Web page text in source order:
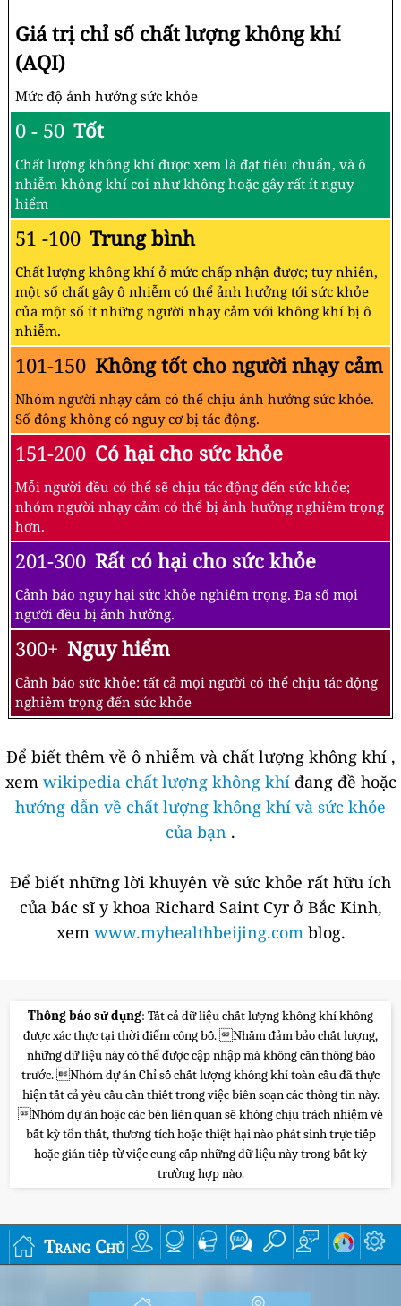
Giá trị chỉ số chất lượng không khí
(AQI)
Mức độ ảnh hưởng sức khỏe
0 - 50 Tốt
Chất lượng không khí được xem là đạt tiêu chuẩn, và ô
nhiễm không khí coi như không hoặc gây rất ít nguy
hiểm
51 -100 Trung bình
Chất lượng không khí ở mức chấp nhận được; tuy nhiên,
một số chất gây ô nhiễm có thể ảnh hưởng tới sức khỏe
của một số ít những người nhạy cảm với không khí bị ô
nhiễm.
101-150 Không tốt cho người nhạy cảm
Nhóm người nhạy cảm có thể chịu ảnh hưởng sức khỏe.
Số đông không có nguy cơ bị tác động.
151-200 Có hại cho sức khỏe
Mỗi người đều có thể sẽ chịu tác động đến sức khỏe;
nhóm người nhạy cảm có thể bị ảnh hưởng nghiêm trọng
hơn.
201-300 Rất có hại cho sức khỏe
Cảnh báo nguy hại sức khỏe nghiêm trọng. Đa số mọi
người đều bị ảnh hưởng.
300+ Nguy hiểm
Cảnh báo sức khỏe: tất cả mọi người có thể chịu tác động
nghiêm trọng đến sức khỏe
Để biết thêm về ô nhiễm và chất lượng không khí ,
xem wikipedia chất lượng không khíđang đề hoặc
hướng dẫn về chất lượng không khí và sức khỏe
của bạn .
Để biết những lời khuyên về sức khỏe rất hữu ích
của bác sĩ y khoa Richard Saint Cyr ở Bắc Kinh,
xem www.myhealthbeijing.com blog.
Thông báo sử dụng: Tất cả dữ liệu chất lượng không khí không
được xác thực tại thời điểm công bố. Nhằm đảm bảo chất lượng,
những dữ liệu này có thể được cập nhập mà không cần thông báo
trước. Nhóm dự án Chỉ số chất lượng không khí toàn cầu đã thực
hiện tất cả yêu cầu cần thiết trong việc biên soạn các thông tin này.
Nhóm dự án hoặc các bên liên quan sẽ không chịu trách nhiệm về
bất kỳ tổn thất, thương tích hoặc thiệt hại nào phát sinh trực tiếp
hoặc gián tiếp từ việc cung cấp những dữ liệu này trong bất kỳ
trường hợp nào.
Trang Chủ